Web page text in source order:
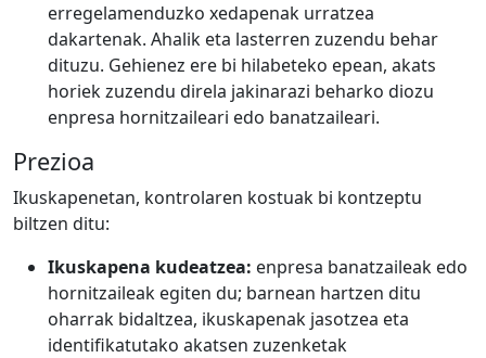
erregelamenduzko xedapenak urratzea
dakartenak. Ahalik eta lasterren zuzendu behar
dituzu. Gehienez ere bi hilabeteko epean, akats
horiek zuzendu direla jakinarazi beharko diozu
enpresa hornitzaileari edo banatzaileari.
Prezioa
Ikuskapenetan, kontrolaren kostuak bi kontzeptu
biltzen ditu:
Ikuskapena kudeatzea: enpresa banatzaileak edo
hornitzaileak egiten du; barnean hartzen ditu
oharrak bidaltzea, ikuskapenak jasotzea eta
identifikatutako akatsen zuzenketak